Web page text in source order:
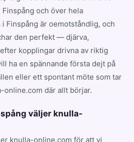
och över hela
Finspång är oemotståndlig, och
den perfekt — djärva,
kopplingar drivna av riktig
ha en spännande första dejt på
eller ett spontant möte som tar
online.com där allt börjar.
väljer knulla-
knulla-online.com för att vi